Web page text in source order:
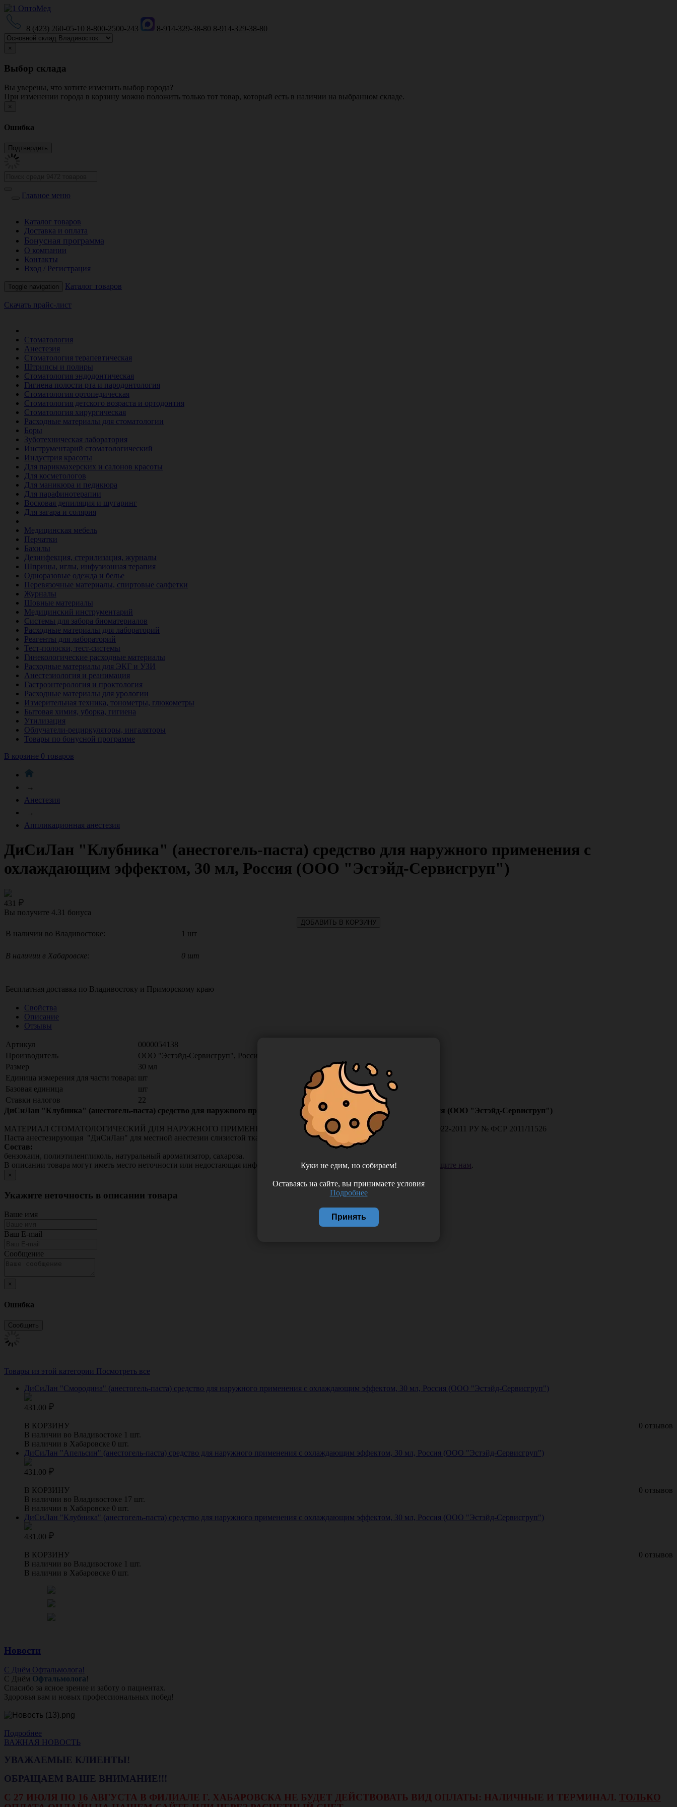
8 (423) 260-05-10 8-800-2500-243 8-914-329-38-80 8-914-329-38-80
×
Выбор склада
Вы уверены, что хотите изменить выбор города?
При изменении города в корзину можно положить только тот товар, который есть в наличии на выбранном складе.
×
Ошибка
Главное меню
Каталог товаров
Доставка и оплата
Бонусная программа
О компании
Контакты
Вход / Регистрация
Toggle navigation Каталог товаров
Скачать прайс-лист
Стоматология
Анестезия
Стоматология терапевтическая
Штрипсы и полиры
Стоматология эндодонтическая
Гигиена полости рта и пародонтология
Стоматология ортопедическая
Стоматология детского возраста и ортодонтия
Стоматология хирургическая
Расходные материалы для стоматологии
Боры
Зуботехническая лаборатория
Инструментарий стоматологический
Индустрия красоты
Для парикмахерских и салонов красоты
Для косметологов
Для маникюра и педикюра
Для парафинотерапии
Восковая депиляция и шугаринг
Для загара и солярия
Медицинская мебель
Перчатки
Бахилы
Дезинфекция, стерилизация, журналы
Шприцы, иглы, инфузионная терапия
Одноразовые одежда и белье
Перевязочные материалы, спиртовые салфетки
Журналы
Шовные материалы
Медицинский инструментарий
Системы для забора биоматериалов
Расходные материалы для лабораторий
Реагенты для лабораторий
Тест-полоски, тест-системы
Гинекологические расходные материалы
Расходные материалы для ЭКГ и УЗИ
Анестезиология и реанимация
Гастроэнтерология и проктология
Расходные материалы для урологии
Измерительная техника, тонометры, глюкометры
Бытовая химия, уборка, гигиена
Утилизация
Облучатели-рециркуляторы, ингаляторы
Товары по бонусной программе
В корзине 0 товаров
→
Анестезия
→
Аппликационная анестезия
ДиСиЛан "Клубника" (анестогель-паста) средство для наружного применения с
охлаждающим эффектом, 30 мл, Россия (ООО "Эстэйд-Сервисгруп")
431
Вы получите 4.31 бонуса
ДОБАВИТЬ В КОРЗИНУ
В наличии во Владивостоке: 1 шт
В наличии в Хабаровске: 0 шт
Бесплатная доставка по Владивостоку и Приморскому краю
Свойства
Описание
Отзывы
Артикул
0000054138
Производитель
ООО "Эстэйд-Сервисгруп", Россия
Размер
30 мл
Единица измерения для части товара: шт
Базовая единица
шт
Ставки налогов
22
ДиСиЛан "Клубника" (анестогель-паста) средство для наружного применения с охлаждающим эффектом, 30 мл, Россия (ООО "Эстэйд-Сервисгруп")
МАТЕРИАЛ СТОМАТОЛОГИЧЕСКИЙ ДЛЯ НАРУЖНОГО ПРИМЕНЕНИЯ "ДИСИЛАН" (ГЕЛЬ) ПО ТУ 9391-006-59004022-2011 РУ № ФСР 2011/11526
Паста анестезирующая "ДиСиЛан" для местной анестезии слизистой ткани рта на основе бензокаина (20%)
Состав:
бензокаин, полиэтиленгликоль, натуральный ароматизатор, сахароза.
В описании товара могут иметь место неточности или недостающая информация. Если вы заметили такую проблему —
сообщите нам.
×
Укажите неточность в описании товара
Ваше имя
Ваш E-mail
Сообщение
×
Ошибка
Товары из этой категории Посмотреть все
ДиСиЛан "Смородина" (анестогель-паста) средство для наружного применения с охлаждающим эффектом, 30 мл, Россия (ООО "Эстэйд-Сервисгруп")
431.00
0 отзывов
В КОРЗИНУ
В наличии во Владивостоке 1 шт.
В наличии в Хабаровске 0 шт.
ДиСиЛан "Апельсин" (анестогель-паста) средство для наружного применения с охлаждающим эффектом, 30 мл, Россия (ООО "Эстэйд-Сервисгруп")
431.00
0 отзывов
В КОРЗИНУ
В наличии во Владивостоке 17 шт.
В наличии в Хабаровске 0 шт.
ДиСиЛан "Клубника" (анестогель-паста) средство для наружного применения с охлаждающим эффектом, 30 мл, Россия (ООО "Эстэйд-Сервисгруп")
431.00
0 отзывов
В КОРЗИНУ
В наличии во Владивостоке 1 шт.
В наличии в Хабаровске 0 шт.
Новости
С Днём Офтальмолога!
С Днём Офтальмолога!
Спасибо за ясное зрение и заботу о пациентах.
Здоровья вам и новых профессиональных побед!
Подробнее
ВАЖНАЯ НОВОСТЬ
УВАЖАЕМЫЕ КЛИЕНТЫ!
ОБРАЩАЕМ ВАШЕ ВНИМАНИЕ!!!
С 27 ИЮЛЯ ПО 16 АВГУСТА В ФИЛИАЛЕ Г. ХАБАРОВСКА НЕ БУДЕТ ДЕЙСТВОВАТЬ ВИД ОПЛАТЫ: НАЛИЧНЫЕ И ТЕРМИНАЛ. ТОЛЬКО
Куки не едим, но собираем!
Оставаясь на сайте, вы принимаете условия
Подробнее
Принять